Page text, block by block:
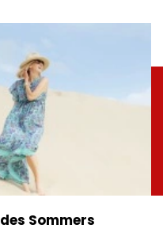
Sommers